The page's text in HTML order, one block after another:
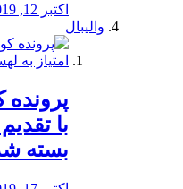
اکتبر 12, 2019
والیبال
پرونده
با
بسته